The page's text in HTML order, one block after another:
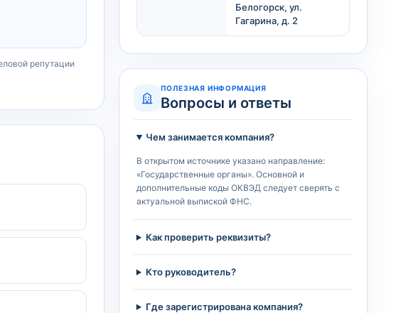
репутации
Белогорск, ул.
Гагарина, д. 2
ПОЛЕЗНАЯ ИНФОРМАЦИЯ
Вопросы и ответы
Чем занимается компания?
В открытом источнике указано направление:
«Государственные органы». Основной и
дополнительные коды ОКВЭД следует сверять с
актуальной выпиской ФНС.
Как проверить реквизиты?
Кто руководитель?
Где зарегистрирована компания?